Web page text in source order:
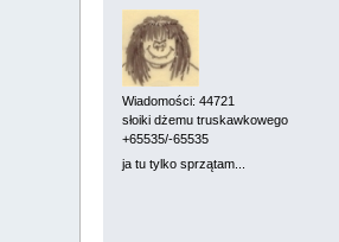
Wiadomości: 44721
słoiki dżemu truskawkowego
+65535/-65535
ja tu tylko sprzątam...